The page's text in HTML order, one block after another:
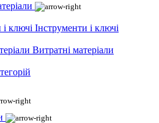
Інструменти і ключі
Витратні матеріали